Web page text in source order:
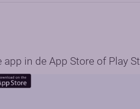
app in de App Store of Play